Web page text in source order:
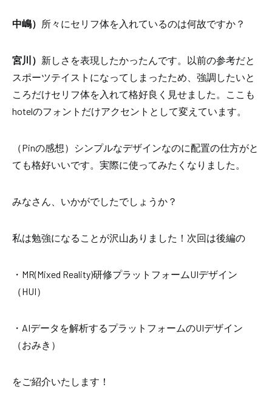
中嶋） 所々にセリフ体を入れているのは何故ですか？
宮川） 新しさを表現したかったんです。以前の参考だと
スポーツテイストになってしまったため、強調したいと
ころだけセリフ体を入れて格好良く見せました。ここも
hotelのフォントだけアクセントとして変えています。
（Pinの感想）
シンプルなデザインなのに配置の仕方がと
ても格好いいです。実際に使ってみたくなりました。
みなさん、いかがでしたでしょうか？
私は勉強になることが沢山ありました！次回は後編の
・MR(Mixed Reality)研修プラットフォームUIデザイン
（HUI）
・AIデータを解析するプラットフォームのUIデザイン
（おみき）
をご紹介いたします！